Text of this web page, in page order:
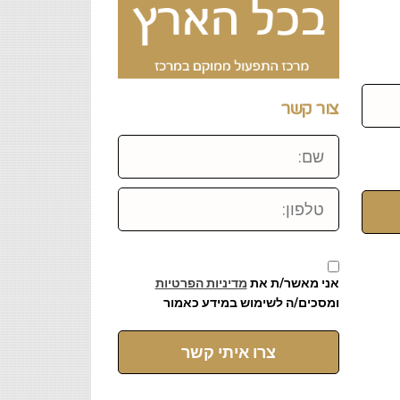
צור קשר
שם:
טלפון:
אני מאשר/ת את מדיניות הפרטיות
ומסכים/ה לשימוש במידע כאמור
צרו איתי קשר